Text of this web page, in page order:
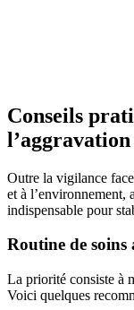
Conseils
Outre la vigilance
et à l’environnement,
indispensable pour
Routine de
La priorité consiste à
Voici quelques